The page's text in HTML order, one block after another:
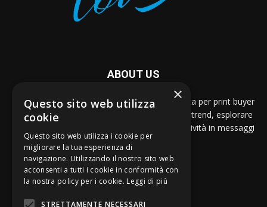
ABOUT US
Dal 2005, PRINTlovers è la guida per eccellenza per print buyer
e designer che vogliono restare al passo con i trend, esplorare
nuove possibilità espressive e tradurre la creatività in messaggi
stampati di impatto.
Contattaci:print@strategogroup.net
×
Questo sito web utilizza
cookie
Questo sito web utilizza i cookie per
migliorare la tua esperienza di
navigazione. Utilizzando il nostro sito web
acconsenti a tutti i cookie in conformità con
la nostra policy per i cookie. Leggi di più
STRETTAMENTE NECESSARI